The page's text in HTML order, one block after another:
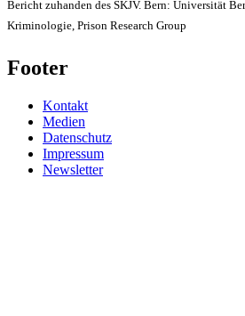
Bericht zuhanden des SKJV. Bern: Universität
Kriminologie, Prison Research Group
Footer
Kontakt
Medien
Datenschutz
Impressum
Newsletter